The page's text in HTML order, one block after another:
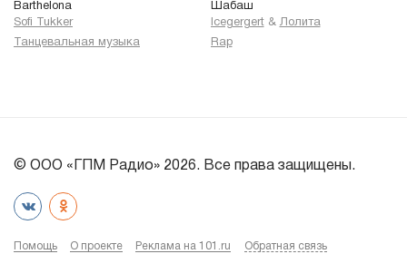
Barthelona
Sofi Tukker
Танцевальная музыка
Шабаш
Icegergert & Лолита
Rap
© ООО «ГПМ Радио» 2026. Все права защищены.
Помощь О проекте Реклама на 101.ru Обратная связь